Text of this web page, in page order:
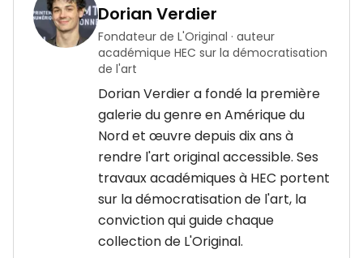
Dorian Verdier
Fondateur de L'Original · auteur
académique HEC sur la démocratisation
de l'art
Dorian Verdier a fondé la première
galerie du genre en Amérique du
Nord et œuvre depuis dix ans à
rendre l'art original accessible. Ses
travaux académiques à HEC portent
sur la démocratisation de l'art, la
conviction qui guide chaque
collection de L'Original.